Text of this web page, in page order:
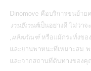
Dinomove คือบริการขนย้าย
งานอีเวนต์เป็นอย่างดี ไม่ว่าจ
,ผลิตภัณฑ์ หรือแม้กระทั่งขอ
และยานพาหนะที่เหมาะสม
และจากสถานที่ต้นทางของคุ